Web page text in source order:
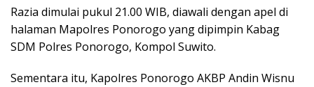
Razia dimulai pukul 21.00 WIB, diawali dengan apel di
halaman Mapolres Ponorogo yang dipimpin Kabag
SDM Polres Ponorogo, Kompol Suwito.
Sementara itu, Kapolres Ponorogo AKBP Andin Wisnu